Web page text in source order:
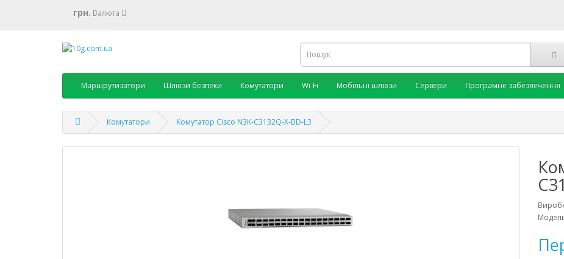
грн. Валюта
Маршрутизатори Шлюзи безпеки Комутатори Wi-Fi Мобільні шлюзи Сервери Програмне забезпечення
Комутатори Комутатор Cisco N3K-C3132Q-X-BD-L3